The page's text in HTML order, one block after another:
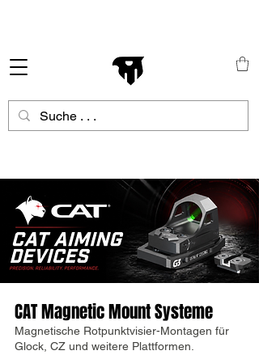
CAT Magnetic Mount Systeme
Magnetische Rotpunktvisier-Montagen für
Glock, CZ und weitere Plattformen.